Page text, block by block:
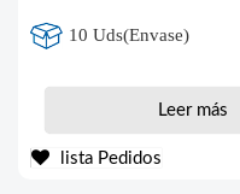
10 Uds(Envase)
Leer más
lista Pedidos